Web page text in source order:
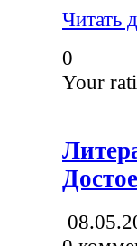
Читать
0
Your